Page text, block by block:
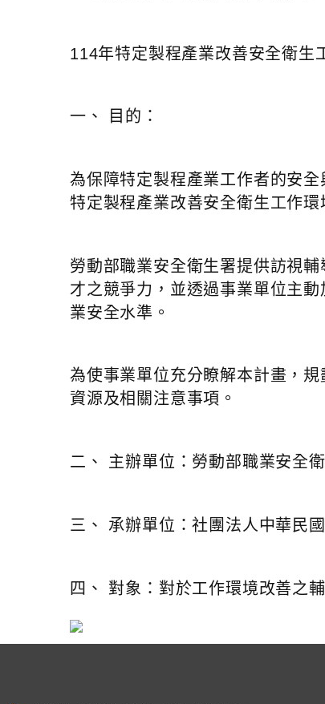
114年特定製程產業改善安全衛生
一、 目的：
為保障特定製程產業工作者的安
特定製程產業改善安全衛生工作
勞動部職業安全衛生署提供訪視
才之競爭力，並透過事業單位主
業安全水準。
為使事業單位充分瞭解本計畫，
資源及相關注意事項。
二、 主辦單位：勞動部職業安全
三、 承辦單位：社團法人中華民
四、 對象：對於工作環境改善之